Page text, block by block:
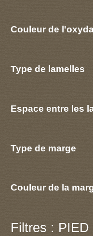
Couleur de
Type de lamelles
Espace entre les
Type de marge
Couleur de la
Filtres : PIED